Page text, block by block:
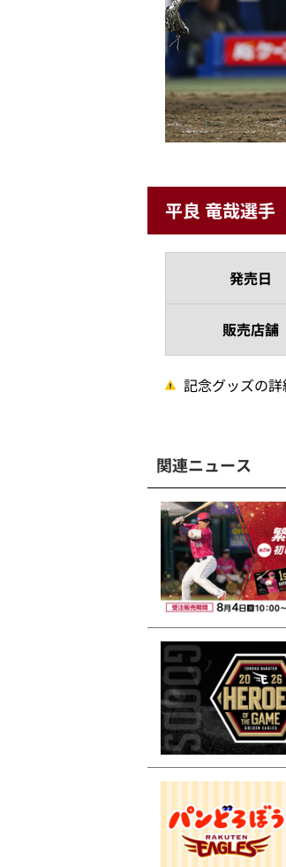
平良 竜哉選手
発売日
販売店舗
記念グッズの詳
関連ニュース